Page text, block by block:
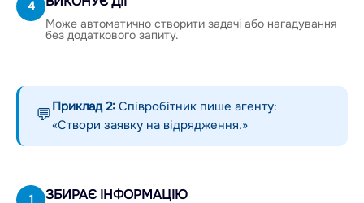
4
Може автоматично створити задачі або нагадування
без додаткового запиту.
💬Приклад 2: Співробітник пише агенту:
«Створи заявку на відрядження.»
1 ЗБИРАЄ ІНФОРМАЦІЮ